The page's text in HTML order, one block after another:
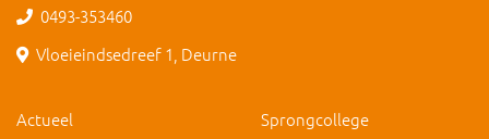
0493-353460
Vloeieindsedreef 1, Deurne
Actueel
Sprongcollege